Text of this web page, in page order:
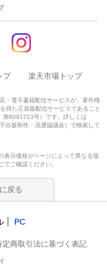
プ 楽天市場トップ
・電子書籍配信サービスが、著作権
得た正規版配信サービスであること
第6091713号）です。詳しくは
出版制作・流通協議会］で検索して
表示価格がページによって異なる場
ご確認ください。
戻る
PC
定商取引法に基づく表記